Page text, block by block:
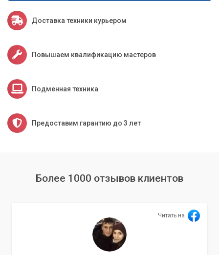
Доставка техники курьером
Повышаем квалификацию мастеров
Подменная техника
Предоставим гарантию до 3 лет
Более 1000 отзывов клиентов
Читать на